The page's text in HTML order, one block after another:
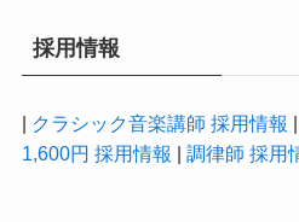
採用情報
| クラシック音楽講師 採用情報 |
1,600円 採用情報 | 調律師 採用